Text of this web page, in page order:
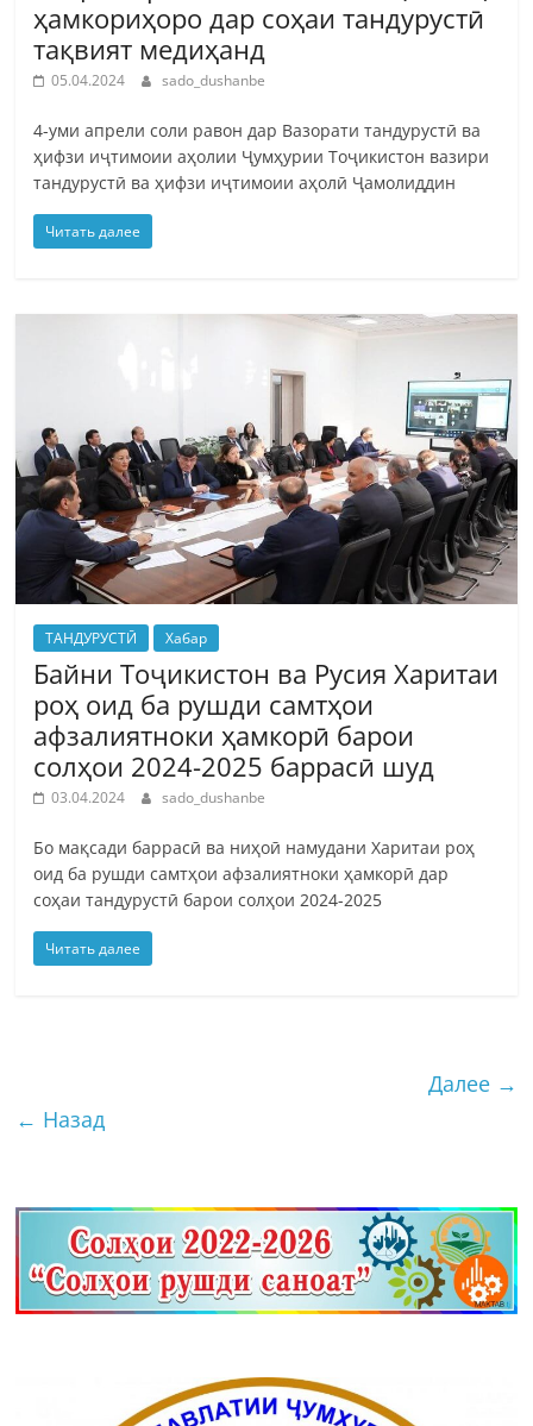
ҳамкориҳоро дар соҳаи тандурустӣ
тақвият медиҳанд
05.04.2024 sado_dushanbe
4-уми апрели соли равон дар Вазорати тандурустӣ ва
ҳифзи иҷтимоии аҳолии Ҷумҳурии Тоҷикистон вазири
тандурустӣ ва ҳифзи иҷтимоии аҳолӣ Ҷамолиддин
Читать далее
ТАНДУРУСТӢ Хабар
Байни Тоҷикистон ва Русия Харитаи
роҳ оид ба рушди самтҳои
афзалиятноки ҳамкорӣ барои
солҳои 2024-2025 баррасӣ шуд
03.04.2024 sado_dushanbe
Бо мақсади баррасӣ ва ниҳоӣ намудани Харитаи роҳ
оид ба рушди самтҳои афзалиятноки ҳамкорӣ дар
соҳаи тандурустӣ барои солҳои 2024-2025
Читать далее
← Назад
Далее →